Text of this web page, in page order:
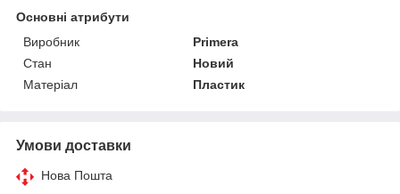
Основні атрибути
Виробник
Primera
Стан
Новий
Матеріал
Пластик
Умови доставки
Нова Пошта